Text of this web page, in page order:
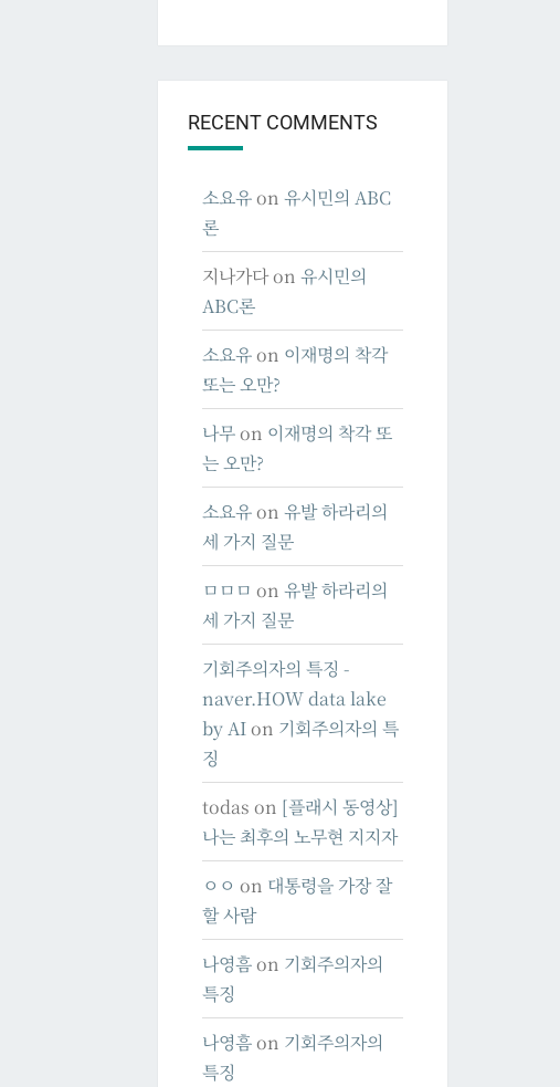
RECENT COMMENTS
소요유on 유시민의 ABC
론
지나가다on 유시민의
ABC론
소요유on 이재명의 착각
또는 오만?
나무on 이재명의 착각 또
는 오만?
소요유on 유발 하라리의
세 가지 질문
ㅁㅁㅁ on 유발 하라리의
세 가지 질문
기회주의자의 특징 -
naver.HOW data lake
by AIon 기회주의자의 특
징
todas on [플래시 동영상]
나는 최후의 노무현 지지자
ㅇㅇ on 대통령을 가장 잘
할 사람
나영흠on 기회주의자의
특징
나영흠on 기회주의자의
특징